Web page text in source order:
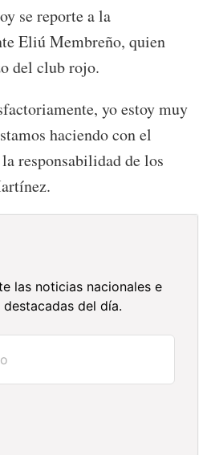
se reporte a la
Eliú Membreño, quien
del club rojo.
yo estoy muy
haciendo con el
responsabilidad de los
las noticias nacionales e
del día.